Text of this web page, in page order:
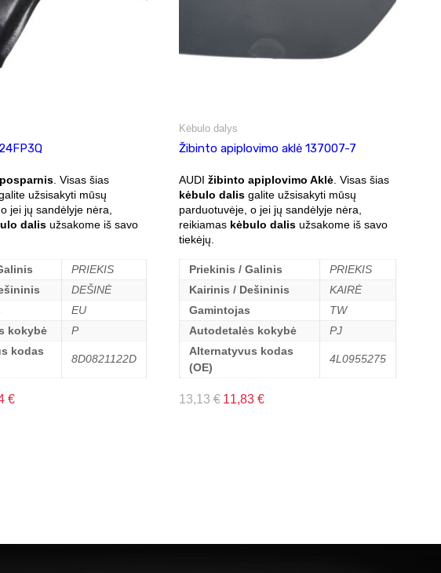
. Visas šias
užsisakyti mūsų
jei jų sandėlyje nėra,
dalis užsakome iš savo
PRIEKIS
DEŠINĖ
EU
kokybė
P
kodas
8D0821122D
€
Kėbulo dalys
Žibinto apiplovimo aklė 137007-7
AUDI žibinto apiplovimo Aklė. Visas šias
kėbulo dalisgalite užsisakyti mūsų
parduotuvėje, o jei jų sandėlyje nėra,
reikiamas kėbulo dalisužsakome iš savo
tiekėjų.
Priekinis / Galinis
PRIEKIS
Kairinis / Dešininis
KAIRĖ
Gamintojas
TW
Autodetalės kokybė
PJ
Alternatyvus kodas
(OE)
4L0955275
13,13€ 11,83 €